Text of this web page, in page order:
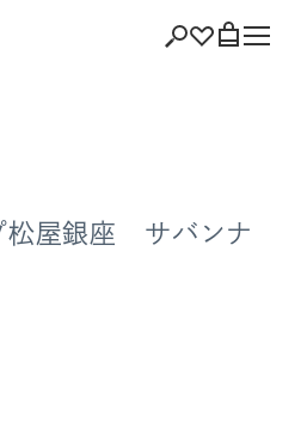
グを見る
松屋銀座 サバンナ